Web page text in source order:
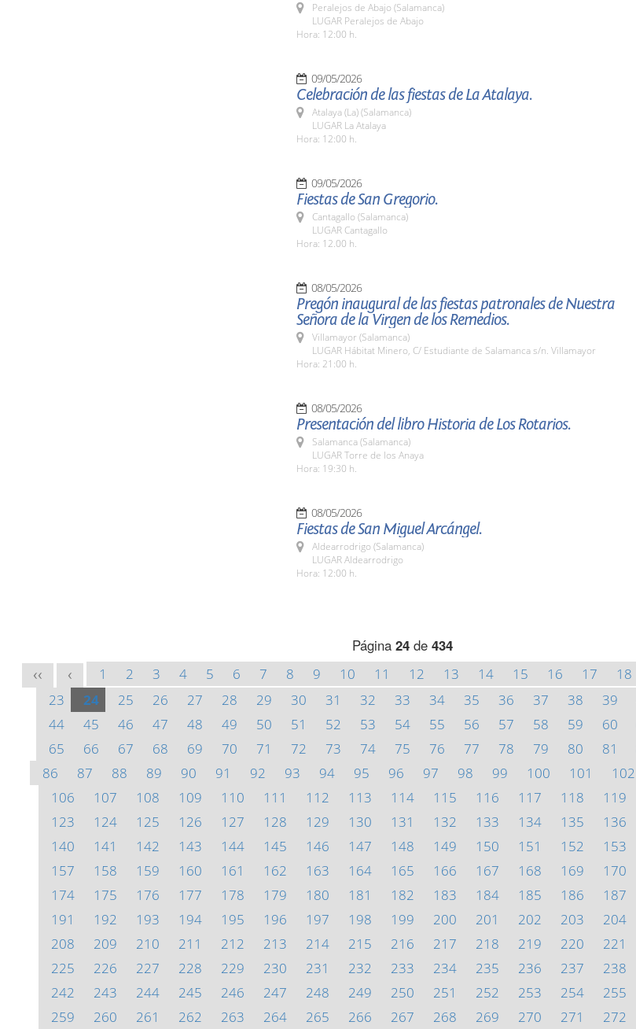
Peralejos de Abajo (Salamanca)
LUGAR Peralejos de Abajo
Hora: 12:00 h.
09/05/2026
Celebración de las fiestas de La Atalaya.
Atalaya (La) (Salamanca)
LUGAR La Atalaya
Hora: 12:00 h.
09/05/2026
Fiestas de San Gregorio.
Cantagallo (Salamanca)
LUGAR Cantagallo
Hora: 12.00 h.
08/05/2026
Pregón inaugural de las fiestas patronales de Nuestra
Señora de la Virgen de los Remedios.
Villamayor (Salamanca)
LUGAR Hábitat Minero, C/ Estudiante de Salamanca s/n. Villamayor
Hora: 21:00 h.
08/05/2026
Presentación del libro Historia de Los Rotarios.
Salamanca (Salamanca)
LUGAR Torre de los Anaya
Hora: 19:30 h.
08/05/2026
Fiestas de San Miguel Arcángel.
Aldearrodrigo (Salamanca)
LUGAR Aldearrodrigo
Hora: 12:00 h.
Página 24 de 434
<< < 1 2 3 4 5 6 7 8 9 10 11 12 13 14 15 16 17 18
23
24 25 26 27 28 29 30 31 32 33 34 35 36 37 38 39
44
45 46 47 48 49 50 51 52 53 54 55 56 57 58 59 60
65
66 67 68 69 70 71 72 73 74 75 76 77 78 79 80 81
86
87 88 89 90 91 92 93 94 95 96 97 98 99 100 101 102
106
107 108 109 110 111 112 113 114 115 116 117 118 119
123
124 125 126 127 128 129 130 131 132 133 134 135 136
140
141 142 143 144 145 146 147 148 149 150 151 152 153
157
158 159 160 161 162 163 164 165 166 167 168 169 170
174
175 176 177 178 179 180 181 182 183 184 185 186 187
191
192 193 194 195 196 197 198 199 200 201 202 203 204
208
209 210 211 212 213 214 215 216 217 218 219 220 221
225
226 227 228 229 230 231 232 233 234 235 236 237 238
242
243 244 245 246 247 248 249 250 251 252 253 254 255
259
260 261 262 263 264 265 266 267 268 269 270 271 272